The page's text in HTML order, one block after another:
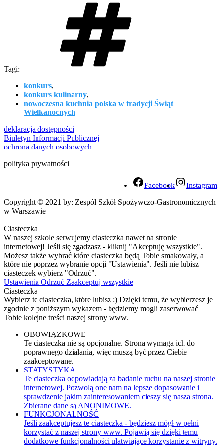
Tagi:
konkurs,
konkurs kulinarny,
nowoczesna kuchnia polska w tradycji Świąt
Wielkanocnych
deklaracja dostępności
Biuletyn Informacji Publicznej
ochrona danych osobowych
polityka prywatności
Facebook
Instagram
Copyright © 2021 by: Zespół Szkół Spożywczo-Gastronomicznych
w Warszawie
Ciasteczka
W naszej szkole serwujemy ciasteczka nawet na stronie
internetowej! Jeśli się zgadzasz - kliknij "Akceptuję wszystkie".
Możesz także wybrać które ciasteczka będą Tobie smakowały, a
które nie poprzez wybranie opcji "Ustawienia". Jeśli nie lubisz
ciasteczek wybierz "Odrzuć".
Ustawienia Odrzuć Zaakceptuj wszystkie
Ciasteczka
Wybierz te ciasteczka, które lubisz :) Dzięki temu, że wybierzesz je
zgodnie z poniższym wykazem - będziemy mogli zaserwować
Tobie kolejne treści naszej strony www.
OBOWIĄZKOWE
Te ciasteczka nie są opcjonalne. Strona wymaga ich do
poprawnego działania, więc muszą być przez Ciebie
zaakceptowane.
STATYSTYKA
Te ciasteczka odpowiadają za badanie ruchu na naszej stronie
internetowej. Pozwolą one nam na lepsze dopasowanie i
sprawdzenie jakim zainteresowaniem cieszy się nasza strona.
Zbierane dane są ANONIMOWE.
FUNKCJONALNOŚĆ
Jeśli zaakceptujesz te ciasteczka - będziesz mógł w pełni
korzystać z naszej strony www. Pojawią się dzięki temu
dodatkowe funkcjonalności ułatwiające korzystanie z witryny.